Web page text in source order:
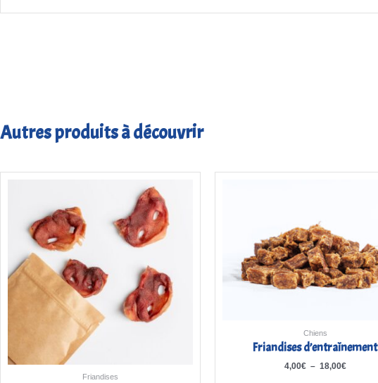
Autres produits à découvrir
Friandises
Chiens
Friandises d’entraînement
4,00€ – 18,00€